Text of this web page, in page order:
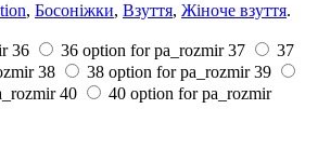
, Босоніжки, Взуття, Жіноче взуття.
36 36 option for pa_rozmir 37
37
38 38 option for pa_rozmir 39
40 40 option for pa_rozmir